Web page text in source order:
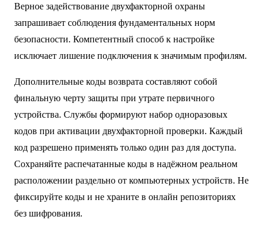
Верное задействование двухфакторной охраны
запрашивает соблюдения фундаментальных норм
безопасности. Компетентный способ к настройке
исключает лишение подключения к значимым профилям.
Дополнительные коды возврата составляют собой
финальную черту защиты при утрате первичного
устройства. Службы формируют набор одноразовых
кодов при активации двухфакторной проверки. Каждый
код разрешено применять только один раз для доступа.
Сохраняйте распечатанные коды в надёжном реальном
расположении раздельно от компьютерных устройств. Не
фиксируйте коды и не храните в онлайн репозиториях
без шифрования.